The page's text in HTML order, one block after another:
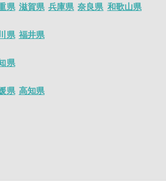
県 滋賀県 兵庫県 奈良県 和歌山県
県 福井県
県
県 高知県